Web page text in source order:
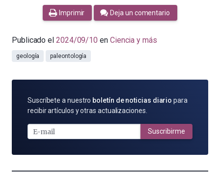
Imprimir Deja un comentario
Publicado el 2024/09/10 en Ciencia y más
geología paleontología
SUSCRÍBETE
POR
MAIL
Suscríbete a nuestro boletín de noticias diario para
recibir artículos y otras actualizaciones.
Suscribirme